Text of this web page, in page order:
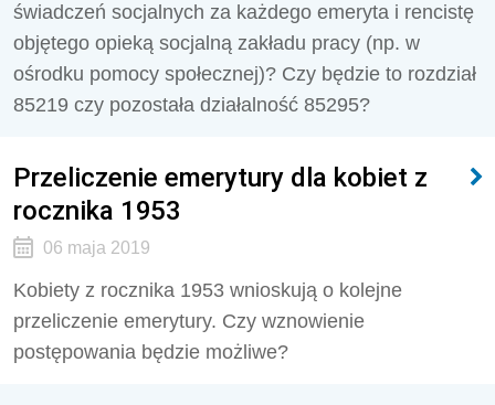
świadczeń socjalnych za każdego emeryta i rencistę
objętego opieką socjalną zakładu pracy (np. w
ośrodku pomocy społecznej)? Czy będzie to rozdział
85219 czy pozostała działalność 85295?
Przeliczenie emerytury dla kobiet z
rocznika 1953
06 maja 2019
Kobiety z rocznika 1953 wnioskują o kolejne
przeliczenie emerytury. Czy wznowienie
postępowania będzie możliwe?